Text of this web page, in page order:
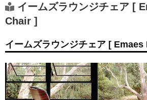
イームズラウンジチェア [
Chair ]
イームズラウンジチェア [